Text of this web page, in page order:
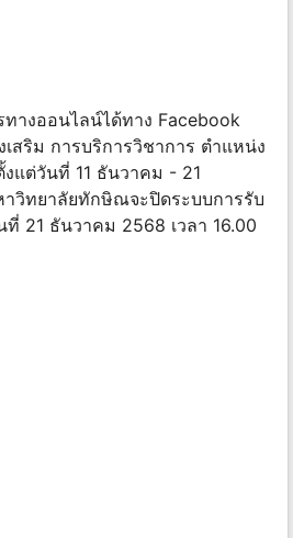
างออนไลน์ได้ทาง Facebook
สริม การบริการวิชาการ ตำแหน่ง
แต่วันที่ 11 ธันวาคม - 21
วิทยาลัยทักษิณจะปิดระบบการรับ
21 ธันวาคม 2568 เวลา 16.00